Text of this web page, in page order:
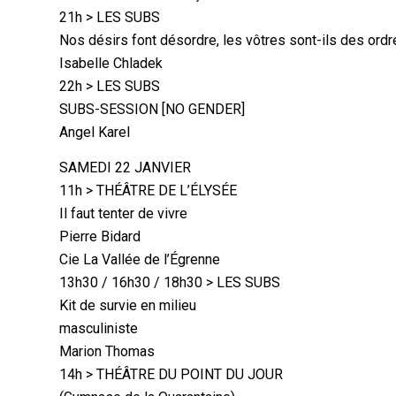
21h > LES SUBS
Nos désirs font désordre, les vôtres sont-ils des
Isabelle Chladek
22h > LES SUBS
SUBS-SESSION [NO GENDER]
Angel Karel
SAMEDI 22 JANVIER
11h > THÉÂTRE DE L’ÉLYSÉE
Il faut tenter de vivre
Pierre Bidard
Cie La Vallée de l’Égrenne
13h30 / 16h30 / 18h30 > LES SUBS
Kit de survie en milieu
masculiniste
Marion Thomas
14h > THÉÂTRE DU POINT DU JOUR